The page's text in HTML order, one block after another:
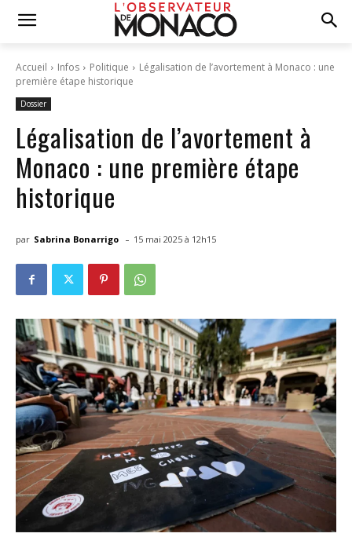
Accueil Infos Politique
Légalisation de l’avortement à Monaco : une
première étape historique
Dossier
Légalisation de l’avortement à
Monaco : une première étape
historique
par Sabrina Bonarrigo - 15 mai 2025 à 12h15